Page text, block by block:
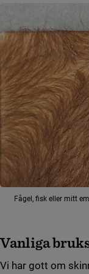
Fågel, fisk eller mitt
Vanliga
Vi har gott om